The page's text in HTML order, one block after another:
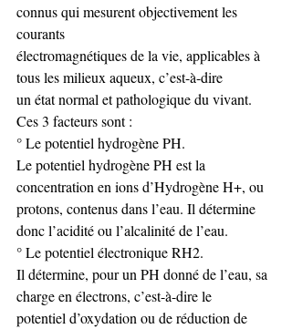
connus qui mesurent objectivement les
courants
électromagnétiques de la vie, applicables à
tous les milieux aqueux, c’est-à-dire
un état normal et pathologique du vivant.
Ces 3 facteurs sont :
° Le potentiel hydrogène PH.
Le potentiel hydrogène PH est la
concentration en ions d’Hydrogène H+, ou
protons, contenus dans l’eau. Il détermine
donc l’acidité ou l’alcalinité de l’eau.
° Le potentiel électronique RH2.
Il détermine, pour un PH donné de l’eau, sa
charge en électrons, c’est-à-dire le
potentiel d’oxydation ou de réduction de